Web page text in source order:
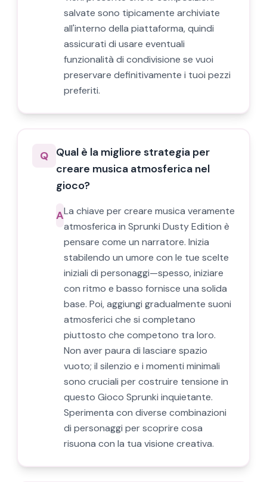
salvate sono tipicamente archiviate
all'interno della piattaforma, quindi
assicurati di usare eventuali
funzionalità di condivisione se vuoi
preservare definitivamente i tuoi pezzi
preferiti.
Q Qual è la migliore strategia per
creare musica atmosferica nel
gioco?
ALa chiave per creare musica veramente
atmosferica in Sprunki Dusty Edition è
pensare come un narratore. Inizia
stabilendo un umore con le tue scelte
iniziali di personaggi—spesso, iniziare
con ritmo e basso fornisce una solida
base. Poi, aggiungi gradualmente suoni
atmosferici che si completano
piuttosto che competono tra loro.
Non aver paura di lasciare spazio
vuoto; il silenzio e i momenti minimali
sono cruciali per costruire tensione in
questo Gioco Sprunki inquietante.
Sperimenta con diverse combinazioni
di personaggi per scoprire cosa
risuona con la tua visione creativa.